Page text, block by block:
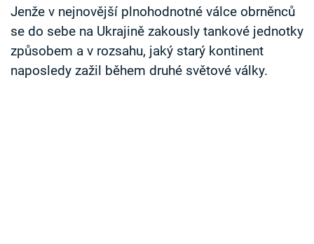
Jenže v nejnovější plnohodnotné válce obrněnců
se do sebe na Ukrajině zakously tankové jednotky
způsobem a v rozsahu, jaký starý kontinent
naposledy zažil během druhé světové války.